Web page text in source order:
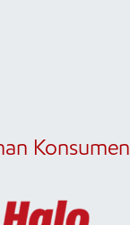
Konsumen